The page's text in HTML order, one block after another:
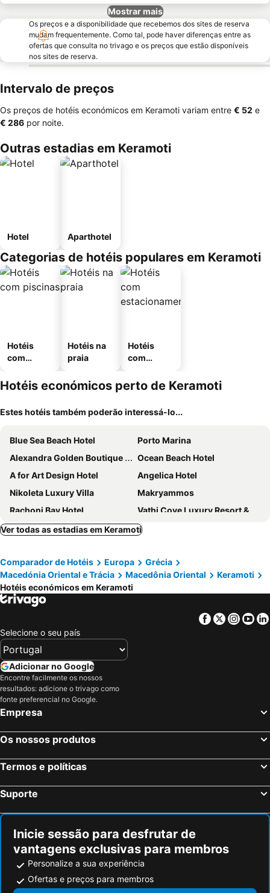
Mostrar mais
Os preços e a disponibilidade que recebemos dos sites de reserva
mudam frequentemente. Como tal, pode haver diferenças entre as
ofertas que consulta no trivago e os preços que estão disponíveis
nos sites de reserva.
Intervalo de preços
Os preços de hotéis económicos em Keramoti variam entre ‎€ 52 e
‎€ 286 por noite.
Outras estadias em Keramoti
Hotel Aparthotel
Categorias de hotéis populares em Keramoti
Hotéis
com
Hotéis na
praia
Hotéis
com
mento
Hotéis económicos perto de Keramoti
Estes hotéis também poderão interessá-lo...
Blue Sea Beach Hotel
Porto Marina
Alexandra Golden Boutique Hotel - Adults Only
Ocean Beach Hotel
A for Art Design Hotel
Angelica Hotel
Nikoleta Luxury Villa
Makryammos
Rachoni Bay Hotel
Vathi Cove Luxury Resort & Spa
Princess Golden Beach Hotel
Socrates Plaza
Porto Thassos Apartments & Studios
a
Miramare
Ver todas as estadias em Keramoti
Comparador de Hotéis Europa
Grécia
Macedónia Oriental e Trácia
Macedônia Oriental
Keramoti
Hotéis económicos em Keramoti
Facebook
Twitter
Selecione o seu país
Adicionar no Google
Encontre facilmente os nossos
resultados: adicione o trivago como
fonte preferencial no Google.
Empresa
Os nossos produtos
Termos e políticas
Suporte
Inicie sessão para desfrutar de
vantagens exclusivas para membros
Personalize a sua experiência
Ofertas e preços para membros